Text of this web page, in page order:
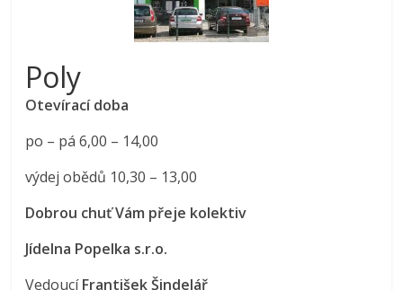
Poly
Otevírací doba
po – pá 6,00 – 14,00
výdej obědů 10,30 – 13,00
Dobrou chuť Vám přeje kolektiv
Jídelna Popelka s.r.o.
VedoucíFrantišek Šindelář